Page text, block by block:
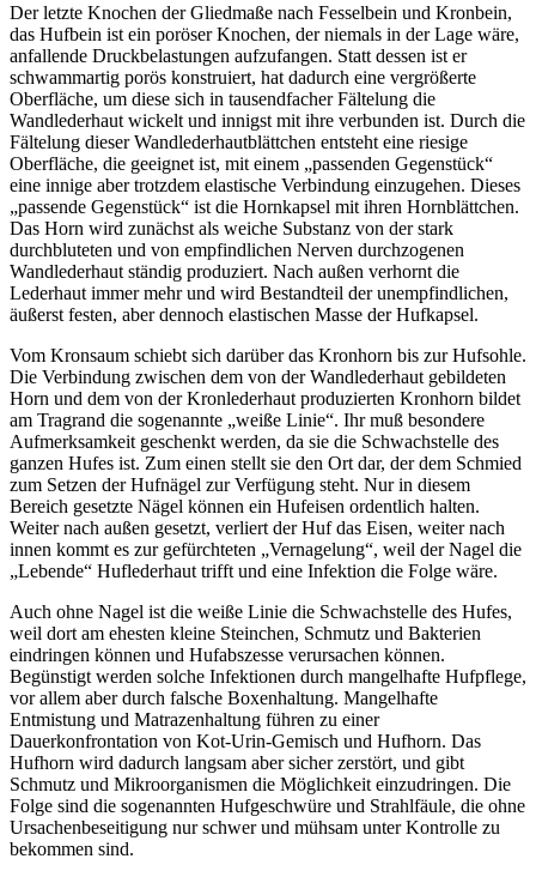
Der letzte Knochen der Gliedmaße nach Fesselbein und Kronbein,
das Hufbein ist ein poröser Knochen, der niemals in der Lage wäre,
anfallende Druckbelastungen aufzufangen. Statt dessen ist er
schwammartig porös konstruiert, hat dadurch eine vergrößerte
Oberfläche, um diese sich in tausendfacher Fältelung die
Wandlederhaut wickelt und innigst mit ihre verbunden ist. Durch die
Fältelung dieser Wandlederhautblättchen entsteht eine riesige
Oberfläche, die geeignet ist, mit einem „passenden Gegenstück“
eine innige aber trotzdem elastische Verbindung einzugehen. Dieses
„passende Gegenstück“ ist die Hornkapsel mit ihren Hornblättchen.
Das Horn wird zunächst als weiche Substanz von der stark
durchbluteten und von empfindlichen Nerven durchzogenen
Wandlederhaut ständig produziert. Nach außen verhornt die
Lederhaut immer mehr und wird Bestandteil der unempfindlichen,
äußerst festen, aber dennoch elastischen Masse der Hufkapsel.
Vom Kronsaum schiebt sich darüber das Kronhorn bis zur Hufsohle.
Die Verbindung zwischen dem von der Wandlederhaut gebildeten
Horn und dem von der Kronlederhaut produzierten Kronhorn bildet
am Tragrand die sogenannte „weiße Linie“. Ihr muß besondere
Aufmerksamkeit geschenkt werden, da sie die Schwachstelle des
ganzen Hufes ist. Zum einen stellt sie den Ort dar, der dem Schmied
zum Setzen der Hufnägel zur Verfügung steht. Nur in diesem
Bereich gesetzte Nägel können ein Hufeisen ordentlich halten.
Weiter nach außen gesetzt, verliert der Huf das Eisen, weiter nach
innen kommt es zur gefürchteten „Vernagelung“, weil der Nagel die
„Lebende“ Huflederhaut trifft und eine Infektion die Folge wäre.
Auch ohne Nagel ist die weiße Linie die Schwachstelle des Hufes,
weil dort am ehesten kleine Steinchen, Schmutz und Bakterien
eindringen können und Hufabszesse verursachen können.
Begünstigt werden solche Infektionen durch mangelhafte Hufpflege,
vor allem aber durch falsche Boxenhaltung. Mangelhafte
Entmistung und Matrazenhaltung führen zu einer
Dauerkonfrontation von Kot-Urin-Gemisch und Hufhorn. Das
Hufhorn wird dadurch langsam aber sicher zerstört, und gibt
Schmutz und Mikroorganismen die Möglichkeit einzudringen. Die
Folge sind die sogenannten Hufgeschwüre und Strahlfäule, die ohne
Ursachenbeseitigung nur schwer und mühsam unter Kontrolle zu
bekommen sind.